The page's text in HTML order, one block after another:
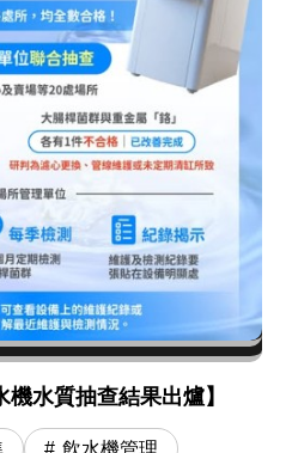
機水質抽查結果出爐】
飲水機管理